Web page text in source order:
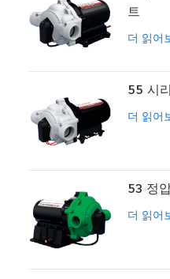
트
더 읽어
55 시
더 읽어
53 정
더 읽어